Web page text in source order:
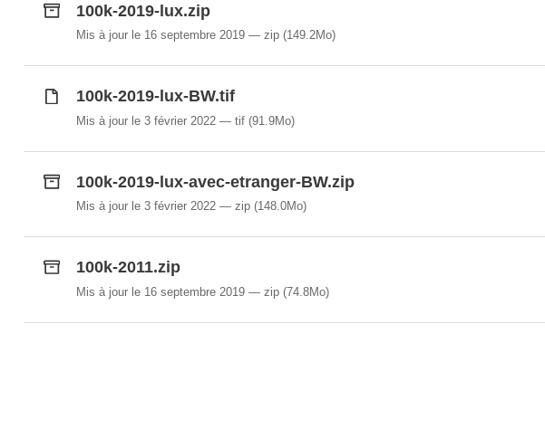
100k-2019-lux.zip
Mis à jour le 16 septembre 2019 zip(149.2Mo)
100k-2019-lux-BW.tif
Mis à jour le 3 février 2022 tif(91.9Mo)
100k-2019-lux-avec-etranger-BW.zip
Mis à jour le 3 février 2022 zip(148.0Mo)
100k-2011.zip
Mis à jour le 16 septembre 2019 zip(74.8Mo)